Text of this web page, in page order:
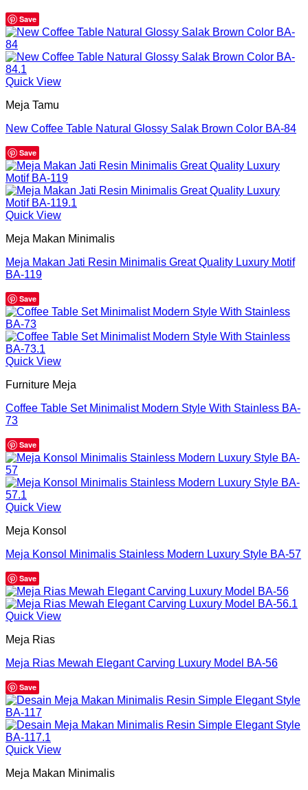
Save
Quick View
Meja Tamu
New Coffee Table Natural Glossy Salak Brown Color BA-84
Save
Quick View
Meja Makan Minimalis
Meja Makan Jati Resin Minimalis Great Quality Luxury Motif
BA-119
Save
Quick View
Furniture Meja
Coffee Table Set Minimalist Modern Style With Stainless BA-
73
Save
Quick View
Meja Konsol
Meja Konsol Minimalis Stainless Modern Luxury Style BA-57
Save
Quick View
Meja Rias
Meja Rias Mewah Elegant Carving Luxury Model BA-56
Save
Quick View
Meja Makan Minimalis